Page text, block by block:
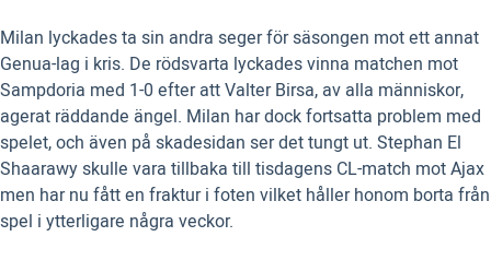
Milan lyckades ta sin andra seger för säsongen mot ett annat
Genua-lag i kris. De rödsvarta lyckades vinna matchen mot
Sampdoria med 1-0 efter att Valter Birsa, av alla människor,
agerat räddande ängel. Milan har dock fortsatta problem med
spelet, och även på skadesidan ser det tungt ut. Stephan El
Shaarawy skulle vara tillbaka till tisdagens CL-match mot Ajax
men har nu fått en fraktur i foten vilket håller honom borta från
spel i ytterligare några veckor.